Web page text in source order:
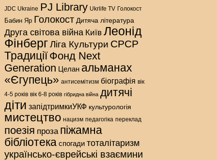
JDC Ukraine PJ Library Ukrlife TV Голокост
Бабин Яр Голокост Дитяча література
Друга світова війна Київ Леонід
Фінберг Ліга Культури СРСР
ТрадиціїФонд Next
Generation Целан альманах
«Єгупець» антисемітизм біографія вік
4-5 років вік 6-8 років гібридна війна дитячі
діти запідтримкиУКФ культурологія
мистецтво нацизм педагогіка переклад
поезія проза піжамна
бібліотека спогади тоталітаризм
українсько-єврейські взаємини